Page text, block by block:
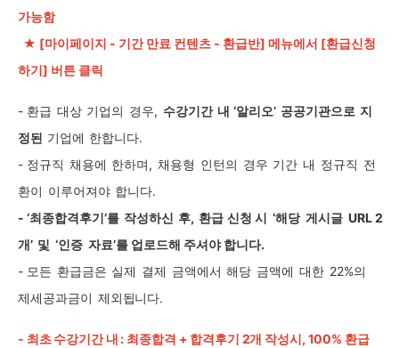
가능함
★ [마이페이지 - 기간 만료 컨텐츠 - 환급반] 메뉴에서 [환급신청
하기] 버튼 클릭
- 환급 대상 기업의 경우, 수강기간 내 ‘알리오’ 공공기관으로 지
정된 기업에 한합니다.
- 정규직 채용에 한하며, 채용형 인턴의 경우 기간 내 정규직 전
환이 이루어져야 합니다.
- ‘최종합격후기’를 작성하신 후, 환급 신청 시 ‘해당 게시글 URL 2
개’ 및 ‘인증 자료’를 업로드해 주셔야 합니다.
- 모든 환급금은 실제 결제 금액에서 해당 금액에 대한 22%의
제세공과금이 제외됩니다.
- 최초 수강기간 내 : 최종합격 + 합격후기 2개 작성시, 100% 환급